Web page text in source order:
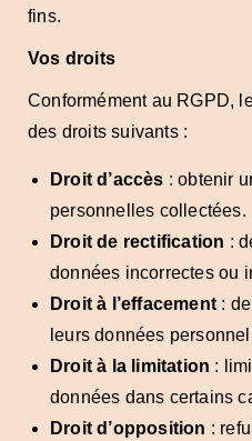
fins.
Vos droits
Conformément au RGPD,
des droits suivants :
Droit d’accès : obtenir
personnelles collectées.
Droit de rectification :
données incorrectes ou
Droit à l’effacement :
leurs données
Droit à la limitation :
données dans certains
Droit d’opposition :